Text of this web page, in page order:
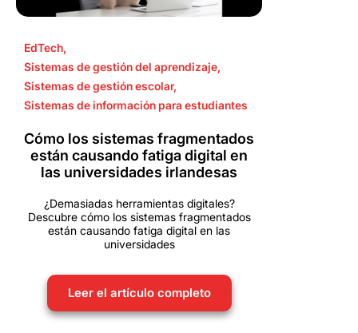
EdTech,
Sistemas de gestión del aprendizaje,
Sistemas de gestión escolar,
Sistemas de información para estudiantes
Cómo los sistemas fragmentados
están causando fatiga digital en
las universidades irlandesas
¿Demasiadas herramientas digitales?
Descubre cómo los sistemas fragmentados
están causando fatiga digital en las
universidades
Leer el artículo completo